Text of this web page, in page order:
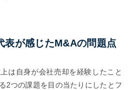
表が感じたM&Aの問題点
は自身が会社売却を経験したこと
2つの課題を目の当たりにしたとフ